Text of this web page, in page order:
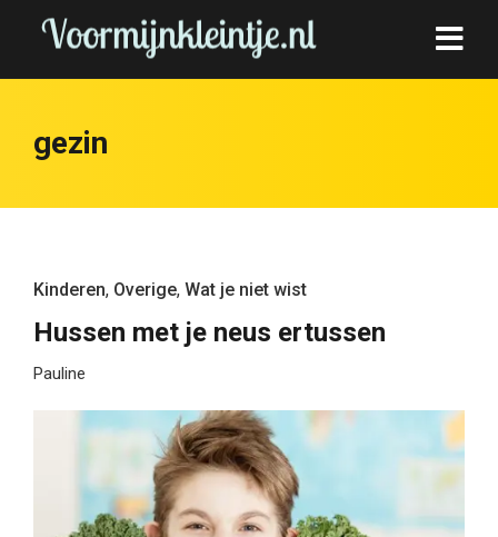
gezin
Kinderen, Overige, Wat je niet wist
Hussen met je neus ertussen
Pauline